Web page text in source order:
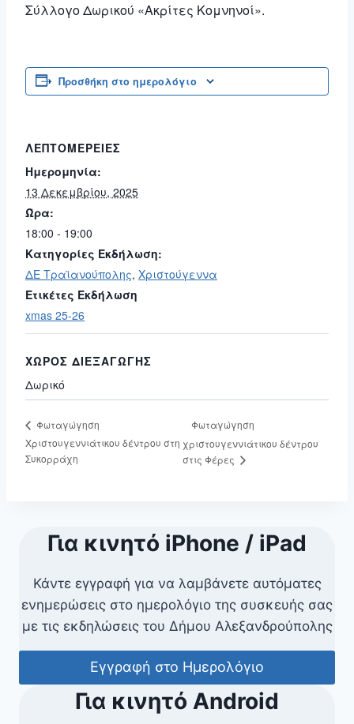
Σύλλογο Δωρικού «Ακρίτες Κομνηνοί».
Προσθήκη στο ημερολόγιο
ΛΕΠΤΟΜΈΡΕΙΕΣ
Ημερομηνία:
13 Δεκεμβρίου, 2025
Ώρα:
18:00 - 19:00
Κατηγορίες Εκδήλωση:
ΔΕ Τραϊανούπολης, Χριστούγεννα
Ετικέτες Εκδήλωση
xmas 25-26
ΧΏΡΟΣ ΔΙΕΞΑΓΩΓΉΣ
Δωρικό
Φωταγώγηση
Χριστουγεννιάτικου δέντρου στη
Συκορράχη
Φωταγώγηση
χριστουγεννιάτικου δέντρου
στις Φέρες
Για κινητό iPhone / iPad
Κάντε εγγραφή για να λαμβάνετε αυτόματες
ενημερώσεις στο ημερολόγιο της συσκευής σας
με τις εκδηλώσεις του Δήμου Αλεξανδρούπολης
Εγγραφή στο Ημερολόγιο
Για κινητό Android